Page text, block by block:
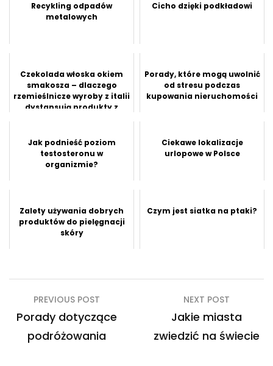
Recykling odpadów
metalowych
Cicho dzięki podkładowi
Czekolada włoska okiem
smakosza – dlaczego
rzemieślnicze wyroby z italii
dystansują produkty z
Porady, które mogą uwolnić
od stresu podczas
kupowania nieruchomości
Jak podnieść poziom
testosteronu w
organizmie?
Ciekawe lokalizacje
urlopowe w Polsce
Zalety używania dobrych
produktów do pielęgnacji
skóry
Czym jest siatka na ptaki?
Nawigacja
wpisu
PREVIOUS POST
Porady dotyczące
podróżowania
NEXT POST
Jakie miasta
zwiedzić na świecie